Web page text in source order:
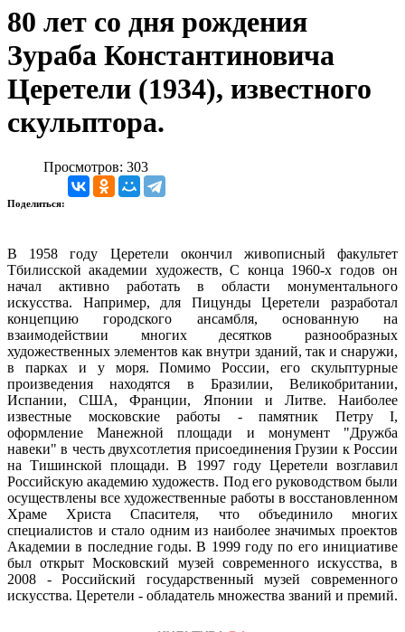
80 лет со дня рождения
Зураба Константиновича
Церетели (1934), известного
скульптора.
Просмотров: 303
Поделиться:
В 1958 году Церетели окончил живописный факультет
Тбилисской академии художеств, С конца 1960-х годов он
начал активно работать в области монументального
искусства. Например, для Пицунды Церетели разработал
концепцию городского ансамбля, основанную на
взаимодействии многих десятков разнообразных
художественных элементов как внутри зданий, так и снаружи,
в парках и у моря. Помимо России, его скульптурные
произведения находятся в Бразилии, Великобритании,
Испании, США, Франции, Японии и Литве. Наиболее
известные московские работы - памятник Петру I,
оформление Манежной площади и монумент "Дружба
навеки" в честь двухсотлетия присоединения Грузии к России
на Тишинской площади. В 1997 году Церетели возглавил
Российскую академию художеств. Под его руководством были
осуществлены все художественные работы в восстановленном
Храме Христа Спасителя, что объединило многих
специалистов и стало одним из наиболее значимых проектов
Академии в последние годы. В 1999 году по его инициативе
был открыт Московский музей современного искусства, в
2008 - Российский государственный музей современного
искусства. Церетели - обладатель множества званий и премий.